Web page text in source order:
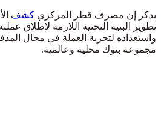
يذكر إن مصرف قطر المركزي كشف
تطوير البنية التحتية اللازمة لإطلاق
واستعداده لتجربة العملة في مجال
مجموعة بنوك محلية وعالمية.